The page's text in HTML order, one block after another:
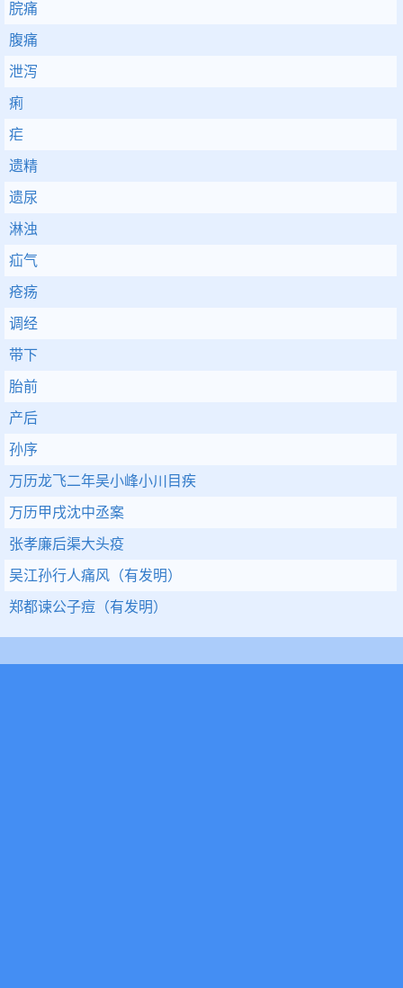
脘痛
腹痛
泄泻
痢
疟
遗精
遗尿
淋浊
疝气
疮疡
调经
带下
胎前
产后
孙序
万历龙飞二年吴小峰小川目疾
万历甲戌沈中丞案
张孝廉后渠大头疫
吴江孙行人痛风（有发明）
郑都谏公子痘（有发明）